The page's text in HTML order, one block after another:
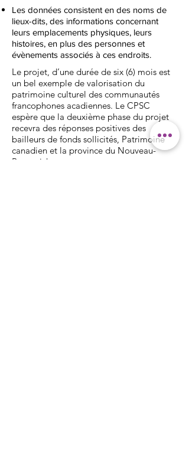
Les données consistent en des noms de
lieux-dits, des informations concernant
leurs emplacements physiques, leurs
histoires, en plus des personnes et
évènements associés à ces endroits.
Le projet, d’une durée de six (6) mois est
un bel exemple de valorisation du
patrimoine culturel des communautés
francophones acadiennes. Le CPSC
espère que la deuxième phase du projet
recevra des réponses positives des
bailleurs de fonds sollicités, Patrimoine
canadien et la province du Nouveau-
Brunswick.